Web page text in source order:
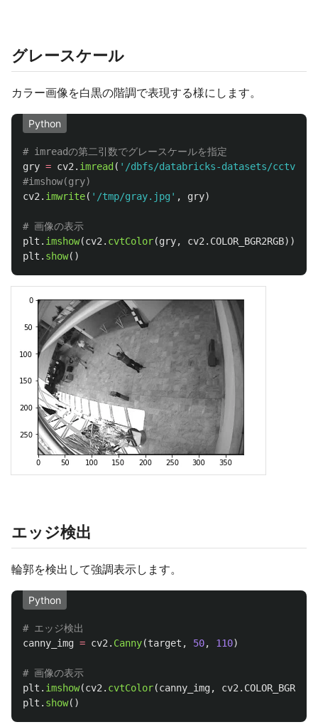
グレースケール
カラー画像を白黒の階調で表現する様にします。
Python
gry = cv2. imread ( ' /dbfs/databricks-datasets/
cv2. imwrite( ' /tmp/gray.jpg ' , gry)
plt . imshow(cv2. cvtColor(gry, cv2. COLOR_BGR2RGB))
plt . show()
エッジ検出
輪郭を検出して強調表示します。
Python
canny_img = cv2. Canny(target , 50, 110)
plt . imshow(cv2. cvtColor(canny_img, cv2. COLOR_BGR2RGB
plt . show()